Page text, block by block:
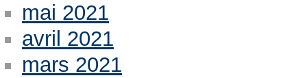
mai 2021
avril 2021
mars 2021